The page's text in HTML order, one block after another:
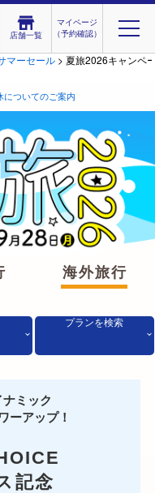
店舗一覧
マイページ
（予約確認）
ーセール > 夏旅2026キャンペ
についてのご案内
海外旅行
プランを検索
ミック
ーアップ！
記念